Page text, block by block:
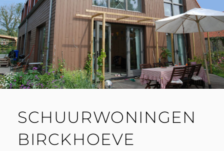
SCHUURWONINGEN
BIRCKHOEVE